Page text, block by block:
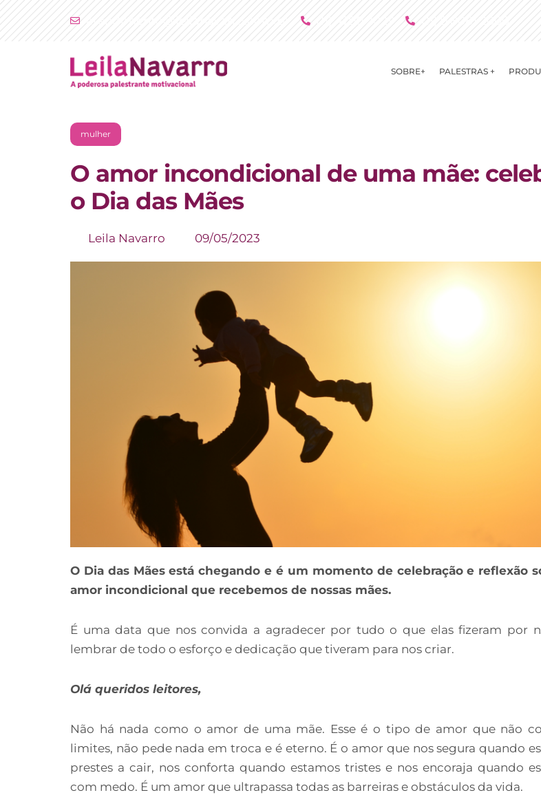
SOBRE+ PALESTRAS +
mulher
O amor incondicional de uma mãe:
o Dia das Mães
Leila Navarro 09/05/2023
O Dia das Mães está chegando e é um momento de celebração e reflexão
amor incondicional que recebemos de nossas mães.
É uma data que nos convida a agradecer por tudo o que elas fizeram por
lembrar de todo o esforço e dedicação que tiveram para nos criar.
Olá queridos leitores,
Não há nada como o amor de uma mãe. Esse é o tipo de amor que não
limites, não pede nada em troca e é eterno. É o amor que nos segura quando
prestes a cair, nos conforta quando estamos tristes e nos encoraja quando
com medo. É um amor que ultrapassa todas as barreiras e obstáculos da vida.